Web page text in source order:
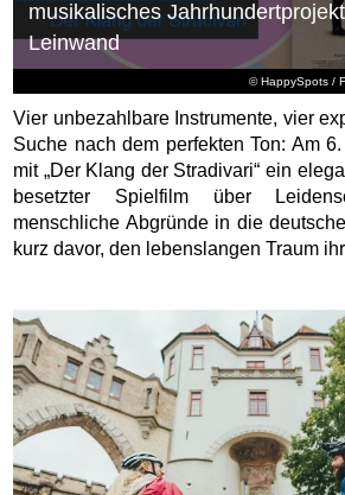
© HappySpots /
musikalisches
Leinwand
Vier unbezahlbare Instrumente, vier
Suche nach dem perfekten Ton: Am
mit „Der Klang der Stradivari“ ein
besetzter Spielfilm über
menschliche Abgründe in die
kurz davor, den lebenslangen Traum